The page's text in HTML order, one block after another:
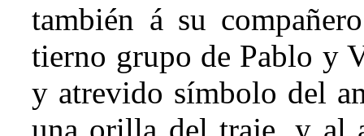
también á su
tierno grupo de Pablo y
y atrevido símbolo del